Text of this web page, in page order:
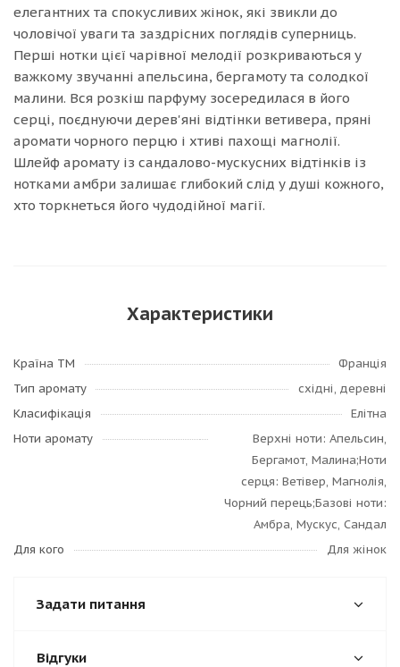
елегантних та спокусливих жінок, які звикли до
чоловічої уваги та заздрісних поглядів суперниць.
Перші нотки цієї чарівної мелодії розкриваються у
важкому звучанні апельсина, бергамоту та солодкої
малини. Вся розкіш парфуму зосередилася в його
серці, поєднуючи дерев'яні відтінки ветивера, пряні
аромати чорного перцю і хтиві пахощі магнолії.
Шлейф аромату із сандалово-мускусних відтінків із
нотками амбри залишає глибокий слід у душі кожного,
хто торкнеться його чудодійної магії.
Характеристики
Країна ТМ
Франція
Тип аромату
східні, деревні
Класифікація
Елітна
Ноти аромату
Верхні ноти: Апельсин,
Бергамот, Малина;Ноти
серця: Ветівер, Магнолія,
Чорний перець;Базові ноти:
Амбра, Мускус, Сандал
Для кого
Для жінок
Задати питання
Відгуки